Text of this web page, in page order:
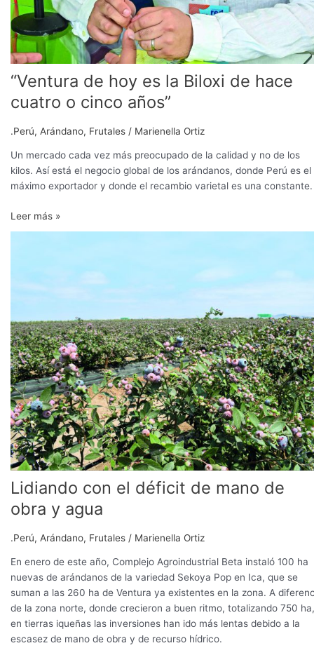
“Ventura de hoy es la Biloxi de hace
cuatro o cinco años”
.Perú, Arándano, Frutales / Marienella Ortiz
Un mercado cada vez más preocupado de la calidad y no de los
kilos. Así está el negocio global de los arándanos, donde Perú es el
máximo exportador y donde el recambio varietal es una constante.
Leer más »
Lidiando con el déficit de mano de
obra y agua
.Perú, Arándano, Frutales / Marienella Ortiz
En enero de este año, Complejo Agroindustrial Beta instaló 100 ha
nuevas de arándanos de la variedad Sekoya Pop en Ica, que se
suman a las 260 ha de Ventura ya existentes en la zona. A
de la zona norte, donde crecieron a buen ritmo, totalizando 750 ha,
en tierras iqueñas las inversiones han ido más lentas debido a la
escasez de mano de obra y de recurso hídrico.
déficit
de
obra
y
agua